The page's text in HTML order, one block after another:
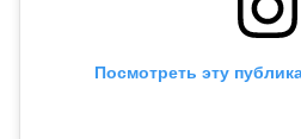
Посмотреть эту